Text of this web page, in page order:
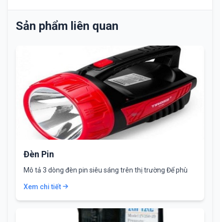
Sản phẩm liên quan
Đèn Pin
Mô tả 3 dòng đèn pin siêu sáng trên thị trường Để phù
Xem chi tiết